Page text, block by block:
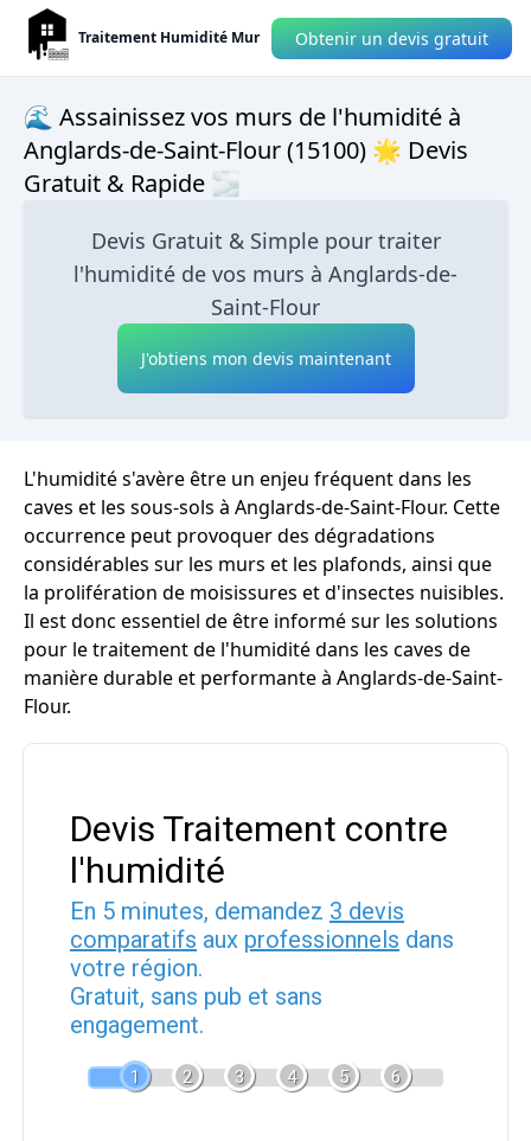
Traitement Humidité Mur Obtenir un devis gratuit
🌊 Assainissez vos murs de l'humidité à
Anglards-de-Saint-Flour (15100) 🌟 Devis
Gratuit & Rapide 🌫
Devis Gratuit & Simple pour traiter
l'humidité de vos murs à Anglards-de-
Saint-Flour
J'obtiens mon devis maintenant
L'humidité s'avère être un enjeu fréquent dans les
caves et les sous-sols à Anglards-de-Saint-Flour. Cette
occurrence peut provoquer des dégradations
considérables sur les murs et les plafonds, ainsi que
la prolifération de moisissures et d'insectes nuisibles.
Il est donc essentiel de être informé sur les solutions
pour le traitement de l'humidité dans les caves de
manière durable et performante à Anglards-de-Saint-
Flour.
Devis Traitement contre
l'humidité
En 5 minutes, demandez 3 devis
comparatifs aux professionnels dans
votre région.
Gratuit, sans pub et sans
engagement.
1 2 3 4 5 6